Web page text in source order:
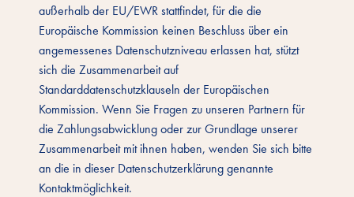
außerhalb der EU/EWR stattfindet, für die die
Europäische Kommission keinen Beschluss über ein
angemessenes Datenschutzniveau erlassen hat, stützt
sich die Zusammenarbeit auf
Standarddatenschutzklauseln der Europäischen
Kommission. Wenn Sie Fragen zu unseren Partnern für
die Zahlungsabwicklung oder zur Grundlage unserer
Zusammenarbeit mit ihnen haben, wenden Sie sich bitte
an die in dieser Datenschutzerklärung genannte
Kontaktmöglichkeit.